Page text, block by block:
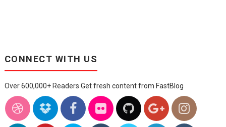
CONNECT WITH US
Over 600,000+ Readers Get fresh content from FastBlog